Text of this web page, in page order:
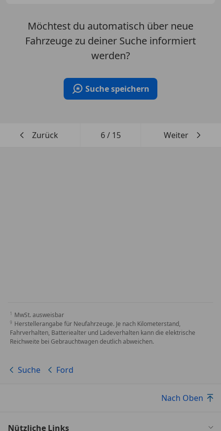
Möchtest du automatisch über neue
Fahrzeuge zu deiner Suche informiert
werden?
Suche speichern
Zurück 6/ 15 Weiter
MwSt. ausweisbar
Herstellerangabe für Neufahrzeuge. Je nach Kilometerstand,
Fahrverhalten, Batteriealter und Ladeverhalten kann die elektrische
Reichweite bei Gebrauchtwagen deutlich abweichen.
Suche Ford
Nach Oben
Nützliche Links